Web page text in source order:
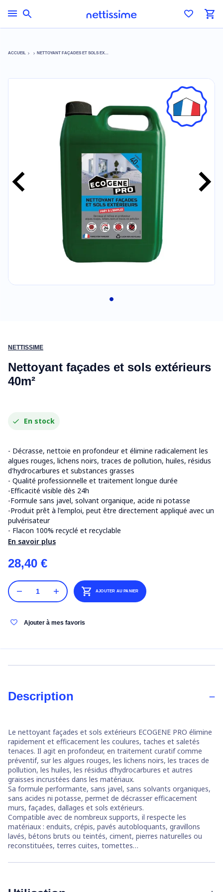
ACCUEIL NETTOYANT FAÇADES ET SOLS EXTÉRIEURS 40M²
NETTISSIME
Nettoyant façades et sols extérieurs
40m²
En stock
- Décrasse, nettoie en profondeur et élimine radicalement les
algues rouges, lichens noirs, traces de pollution, huiles, résidus
d'hydrocarbures et substances grasses
- Qualité professionnelle et traitement longue durée
-Efficacité visible dès 24h
-Formule sans javel, solvant organique, acide ni potasse
-Produit prêt à l'emploi, peut être directement appliqué avec un
pulvérisateur
- Flacon 100% recyclé et recyclable
En savoir plus
28,40 €
AJOUTER AU PANIER
Ajouter à mes favoris
Description
Le nettoyant façades et sols extérieurs ECOGENE PRO élimine
rapidement et efficacement les coulures, taches et saletés
tenaces. Il agit en profondeur, en traitement curatif comme
préventif, sur les algues rouges, les lichens noirs, les traces de
pollution, les huiles, les résidus d’hydrocarbures et autres
graisses incrustées dans les matériaux.
Sa formule performante, sans javel, sans solvants organiques,
sans acides ni potasse, permet de décrasser efficacement
murs, façades, dallages et sols extérieurs.
Compatible avec de nombreux supports, il respecte les
matériaux : enduits, crépis, pavés autobloquants, gravillons
lavés, bétons bruts ou teintés, ciment, pierres naturelles ou
reconstituées, terres cuites, tomettes…